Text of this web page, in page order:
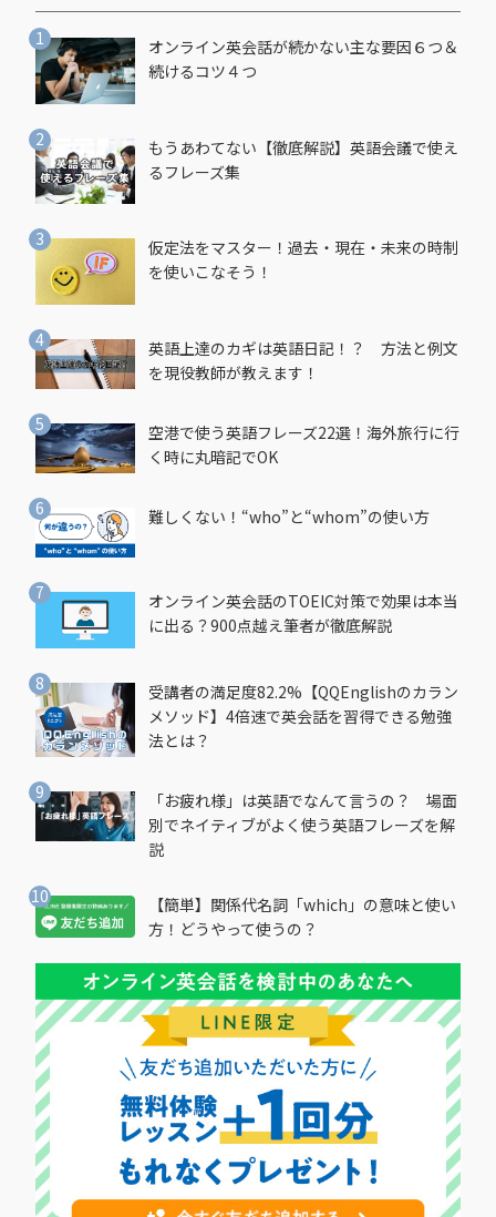
オンライン英会話が続かない主な要因６つ＆
続けるコツ４つ
もうあわてない【徹底解説】英語会議で使え
るフレーズ集
仮定法をマスター！過去・現在・未来の時制
を使いこなそう！
英語上達のカギは英語日記！？ 方法と例文
を現役教師が教えます！
空港で使う英語フレーズ22選！海外旅行に行
く時に丸暗記でOK
難しくない！“who”と“whom”の使い方
オンライン英会話のTOEIC対策で効果は本当
に出る？900点越え筆者が徹底解説
受講者の満足度82.2%【QQEnglishのカラン
メソッド】4倍速で英会話を習得できる勉強
法とは？
「お疲れ様」は英語でなんて言うの？ 場面
別でネイティブがよく使う英語フレーズを解
説
【簡単】関係代名詞「which」の意味と使い
方！どうやって使うの？